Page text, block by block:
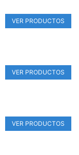
VER PRODUCTOS
VER PRODUCTOS
VER PRODUCTOS